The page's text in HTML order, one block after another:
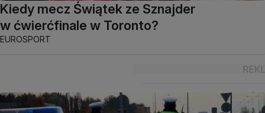
Kiedy mecz Świątek ze Sznajder
w ćwierćfinale w Toronto?
EUROSPORT